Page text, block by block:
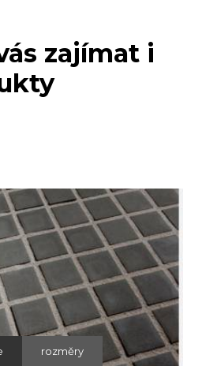
zajímat i
rozměry